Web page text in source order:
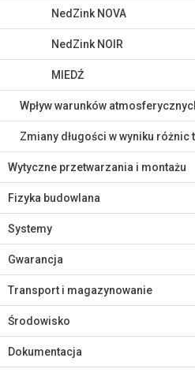
NedZink NOVA
NedZink NOIR
MIEDŹ
Wpływ warunków
Zmiany długości w wyniku różnic
Wytyczne przetwarzania i montażu
Fizyka budowlana
Systemy
Gwarancja
Transport i magazynowanie
Środowisko
Dokumentacja